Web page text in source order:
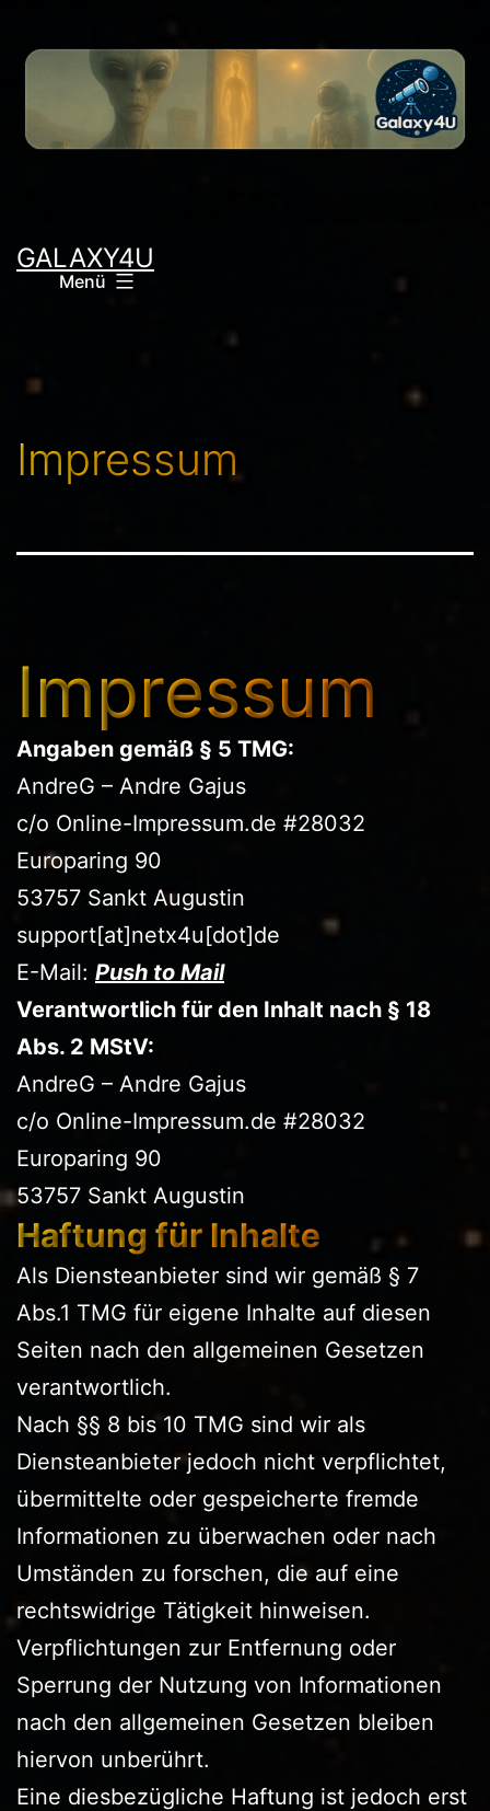
Inhalt
GALAXY4U
Menü
Impressum
Impressum
Angaben gemäß § 5 TMG:
AndreG – Andre Gajus
c/o Online-Impressum.de #28032
Europaring 90
53757 Sankt Augustin
support[at]netx4u[dot]de
E-Mail: Push to Mail
Verantwortlich für den Inhalt nach § 18
Abs. 2 MStV:
AndreG – Andre Gajus
c/o Online-Impressum.de #28032
Europaring 90
53757 Sankt Augustin
Haftung für Inhalte
Als Diensteanbieter sind wir gemäß § 7
Abs.1 TMG für eigene Inhalte auf diesen
Seiten nach den allgemeinen Gesetzen
verantwortlich.
Nach §§ 8 bis 10 TMG sind wir als
Diensteanbieter jedoch nicht verpflichtet,
übermittelte oder gespeicherte fremde
Informationen zu überwachen oder nach
Umständen zu forschen, die auf eine
rechtswidrige Tätigkeit hinweisen.
Verpflichtungen zur Entfernung oder
Sperrung der Nutzung von Informationen
nach den allgemeinen Gesetzen bleiben
hiervon unberührt.
Eine diesbezügliche Haftung ist jedoch erst